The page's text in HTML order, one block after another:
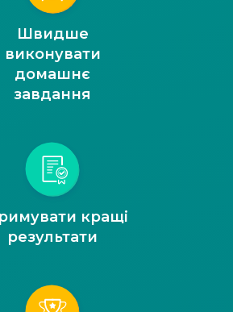
Швидше
виконувати
домашнє
завдання
кращі
результати